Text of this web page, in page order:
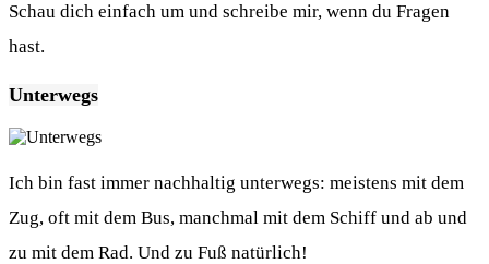
Schau dich einfach um und schreibe mir, wenn du Fragen
hast.
Unterwegs
Ich bin fast immer nachhaltig unterwegs: meistens mit dem
Zug, oft mit dem Bus, manchmal mit dem Schiff und ab und
zu mit dem Rad. Und zu Fuß natürlich!